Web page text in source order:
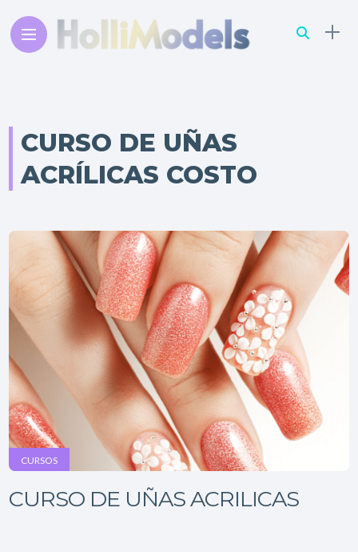
CURSO DE UÑAS
ACRÍLICAS COSTO
CURSOS
CURSO DE UÑAS ACRILICAS